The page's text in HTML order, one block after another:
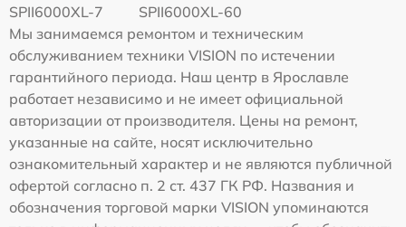
SPII6000XL-7
SPII6000XL-60
Мы занимаемся ремонтом и техническим
обслуживанием техники VISION по истечении
гарантийного периода. Наш центр в Ярославле
работает независимо и не имеет официальной
авторизации от производителя. Цены на ремонт,
указанные на сайте, носят исключительно
ознакомительный характер и не являются публичной
офертой согласно п. 2 ст. 437 ГК РФ. Названия и
обозначения торговой марки VISION упоминаются